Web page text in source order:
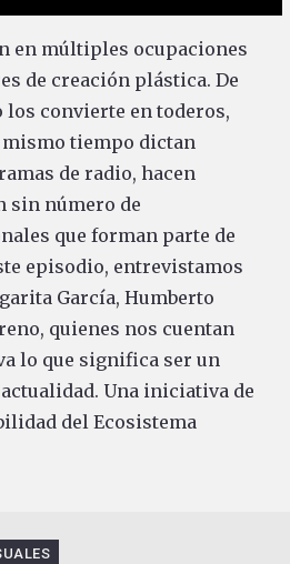
en múltiples ocupaciones
de creación plástica. De
los convierte en toderos,
mismo tiempo dictan
de radio, hacen
sin número de
que forman parte de
episodio, entrevistamos
García, Humberto
quienes nos cuentan
lo que significa ser un
Una iniciativa de
del Ecosistema